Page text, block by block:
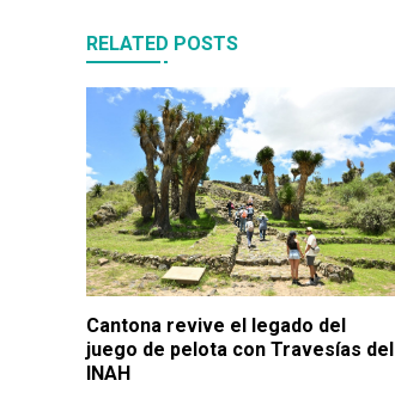
RELATED POSTS
Cantona revive el legado del
juego de pelota con Travesías del
INAH